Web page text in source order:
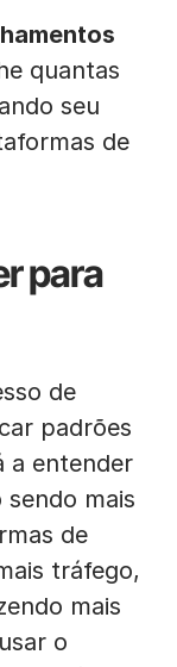
quantas
seu
de
para
de
padrões
a entender
mais
de
tráfego,
mais
o